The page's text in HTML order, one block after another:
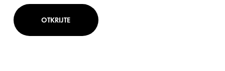
OTKRIJTE